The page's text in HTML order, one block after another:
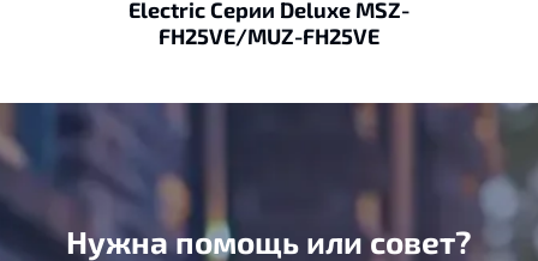
Electric Серии Deluxe MSZ-
FH25VE/MUZ-FH25VE
Нужна помощь или совет?